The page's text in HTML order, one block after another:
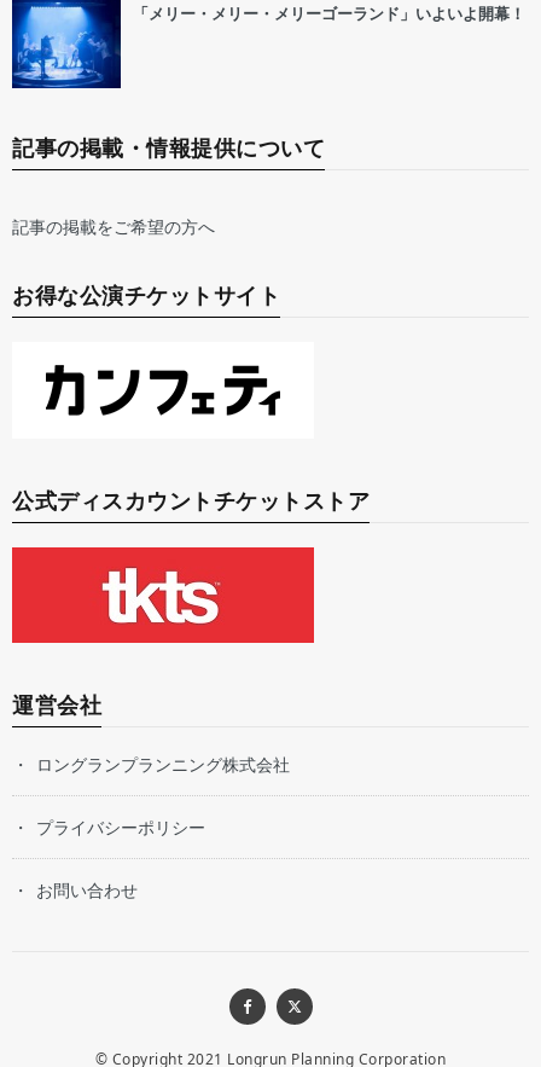
「メリー・メリー・メリーゴーランド」いよいよ開幕！
記事の掲載・情報提供について
記事の掲載をご希望の方へ
お得な公演チケットサイト
公式ディスカウントチケットストア
運営会社
ロングランプランニング株式会社
プライバシーポリシー
お問い合わせ
© Copyright 2021 Longrun Planning Corporation